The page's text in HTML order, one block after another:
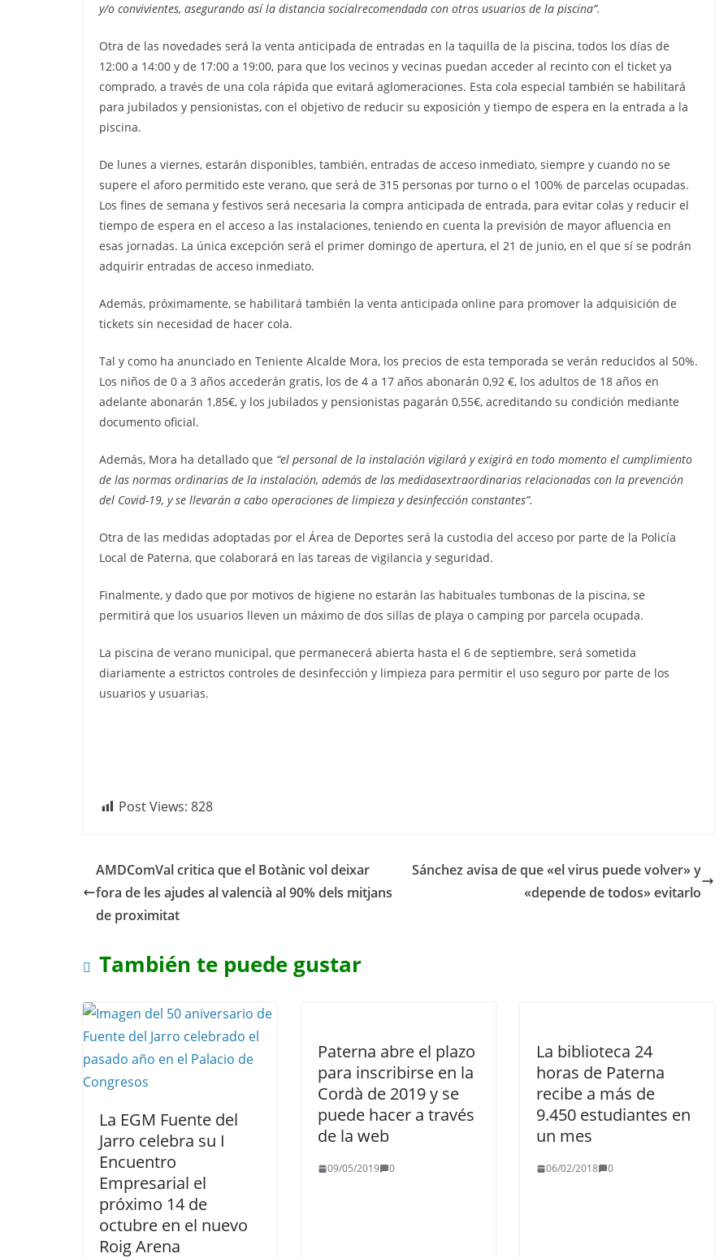
y/o convivientes, asegurando así la distancia socialrecomendada con otros usuarios de la piscina”.
Otra de las novedades será la venta anticipada de entradas en la taquilla de la piscina, todos los días de
12:00 a 14:00 y de 17:00 a 19:00, para que los vecinos y vecinas puedan acceder al recinto con el ticket ya
comprado, a través de una cola rápida que evitará aglomeraciones. Esta cola especial también se habilitará
para jubilados y pensionistas, con el objetivo de reducir su exposición y tiempo de espera en la entrada a la
piscina.
De lunes a viernes, estarán disponibles, también, entradas de acceso inmediato, siempre y cuando no se
supere el aforo permitido este verano, que será de 315 personas por turno o el 100% de parcelas ocupadas.
Los fines de semana y festivos será necesaria la compra anticipada de entrada, para evitar colas y reducir el
tiempo de espera en el acceso a las instalaciones, teniendo en cuenta la previsión de mayor afluencia en
esas jornadas. La única excepción será el primer domingo de apertura, el 21 de junio, en el que sí se podrán
adquirir entradas de acceso inmediato.
Además, próximamente, se habilitará también la venta anticipada online para promover la adquisición de
tickets sin necesidad de hacer cola.
Tal y como ha anunciado en Teniente Alcalde Mora, los precios de esta temporada se verán reducidos al 50%.
Los niños de 0 a 3 años accederán gratis, los de 4 a 17 años abonarán 0,92 €, los adultos de 18 años en
adelante abonarán 1,85€, y los jubilados y pensionistas pagarán 0,55€, acreditando su condición mediante
documento oficial.
Además, Mora ha detallado que “el personal de la instalación vigilará y exigirá en todo momento el cumplimiento
de las normas ordinarias de la instalación, además de las medidasextraordinarias relacionadas con la prevención
del Covid-19, y se llevarán a cabo operaciones de limpieza y desinfección constantes”.
Otra de las medidas adoptadas por el Área de Deportes será la custodia del acceso por parte de la Policía
Local de Paterna, que colaborará en las tareas de vigilancia y seguridad.
Finalmente, y dado que por motivos de higiene no estarán las habituales tumbonas de la piscina, se
permitirá que los usuarios lleven un máximo de dos sillas de playa o camping por parcela ocupada.
La piscina de verano municipal, que permanecerá abierta hasta el 6 de septiembre, será sometida
diariamente a estrictos controles de desinfección y limpieza para permitir el uso seguro por parte de los
usuarios y usuarias.
Post Views: 828
AMDComVal critica que el Botànic vol deixar
fora de les ajudes al valencià al 90% dels mitjans
de proximitat
Sánchez avisa de que «el virus puede volver» y
«depende de todos» evitarlo
También te puede gustar
La EGM Fuente del
Jarro celebra su I
Encuentro
Empresarial el
próximo 14 de
octubre en el nuevo
Roig Arena
Paterna abre el plazo
para inscribirse en la
Cordà de 2019 y se
puede hacer a través
de la web
09/05/2019 0
La biblioteca 24
horas de Paterna
recibe a más de
9.450 estudiantes en
un mes
06/02/2018 0